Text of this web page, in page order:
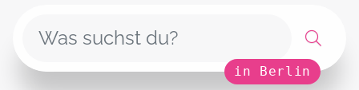
in Berlin